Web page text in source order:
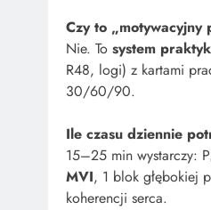
Czy to „motywacyjny
Nie. To system
R48, logi) z kartami
30/60/90.
Ile czasu dziennie
15–25 min wystarczy:
MVI, 1 blok głębokiej
koherencji serca.